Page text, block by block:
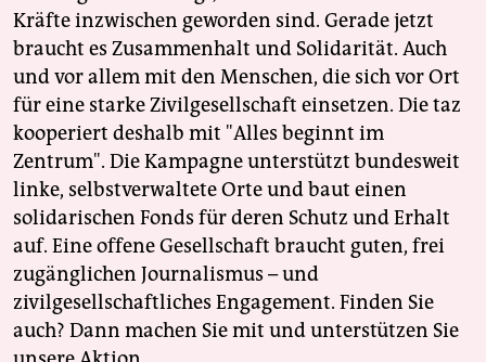
Kräfte inzwischen geworden sind. Gerade jetzt
braucht es Zusammenhalt und Solidarität. Auch
und vor allem mit den Menschen, die sich vor Ort
für eine starke Zivilgesellschaft einsetzen. Die taz
kooperiert deshalb mit "Alles beginnt im
Zentrum". Die Kampagne unterstützt bundesweit
linke, selbstverwaltete Orte und baut einen
solidarischen Fonds für deren Schutz und Erhalt
auf. Eine offene Gesellschaft braucht guten, frei
zugänglichen Journalismus – und
zivilgesellschaftliches Engagement. Finden Sie
auch? Dann machen Sie mit und unterstützen Sie